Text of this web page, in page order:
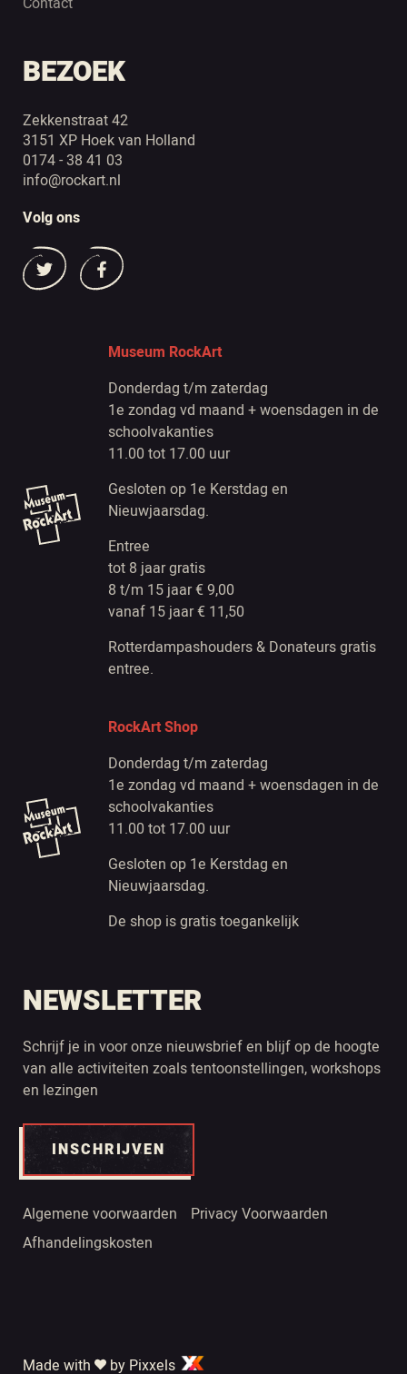
BEZOEK
Zekkenstraat 42
3151 XP Hoek van Holland
0174 - 38 41 03
info@rockart.nl
Volg ons
Museum RockArt
Donderdag t/m zaterdag
1e zondag vd maand + woensdagen in de
schoolvakanties
11.00 tot 17.00 uur
Gesloten op 1e Kerstdag en
Nieuwjaarsdag.
Entree
tot 8 jaar gratis
8 t/m 15 jaar € 9,00
vanaf 15 jaar € 11,50
Rotterdampashouders & Donateurs gratis
entree.
RockArt Shop
Donderdag t/m zaterdag
1e zondag vd maand + woensdagen in de
schoolvakanties
11.00 tot 17.00 uur
Gesloten op 1e Kerstdag en
Nieuwjaarsdag.
De shop is gratis toegankelijk
NEWSLETTER
Schrijf je in voor onze nieuwsbrief en blijf op de hoogte
van alle activiteiten zoals tentoonstellingen, workshops
en lezingen
INSCHRIJVEN
Algemene voorwaarden
Privacy Voorwaarden
Afhandelingskosten
Made with by Pixxels